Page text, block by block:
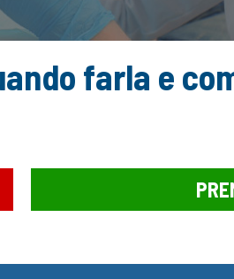
farla e